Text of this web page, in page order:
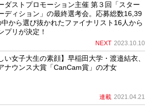
ダストプロモーション主催 第３回「スター
ディション」の最終選考会。応募総数16,39
から選び抜かれたファイナリスト16人から
プリが決定！
NEXT 2023.10.10
い女子大生の素顔】早稲田大学・渡邉結衣、
ナウンス大賞「CanCam賞」の才女
連載 2021.04.21